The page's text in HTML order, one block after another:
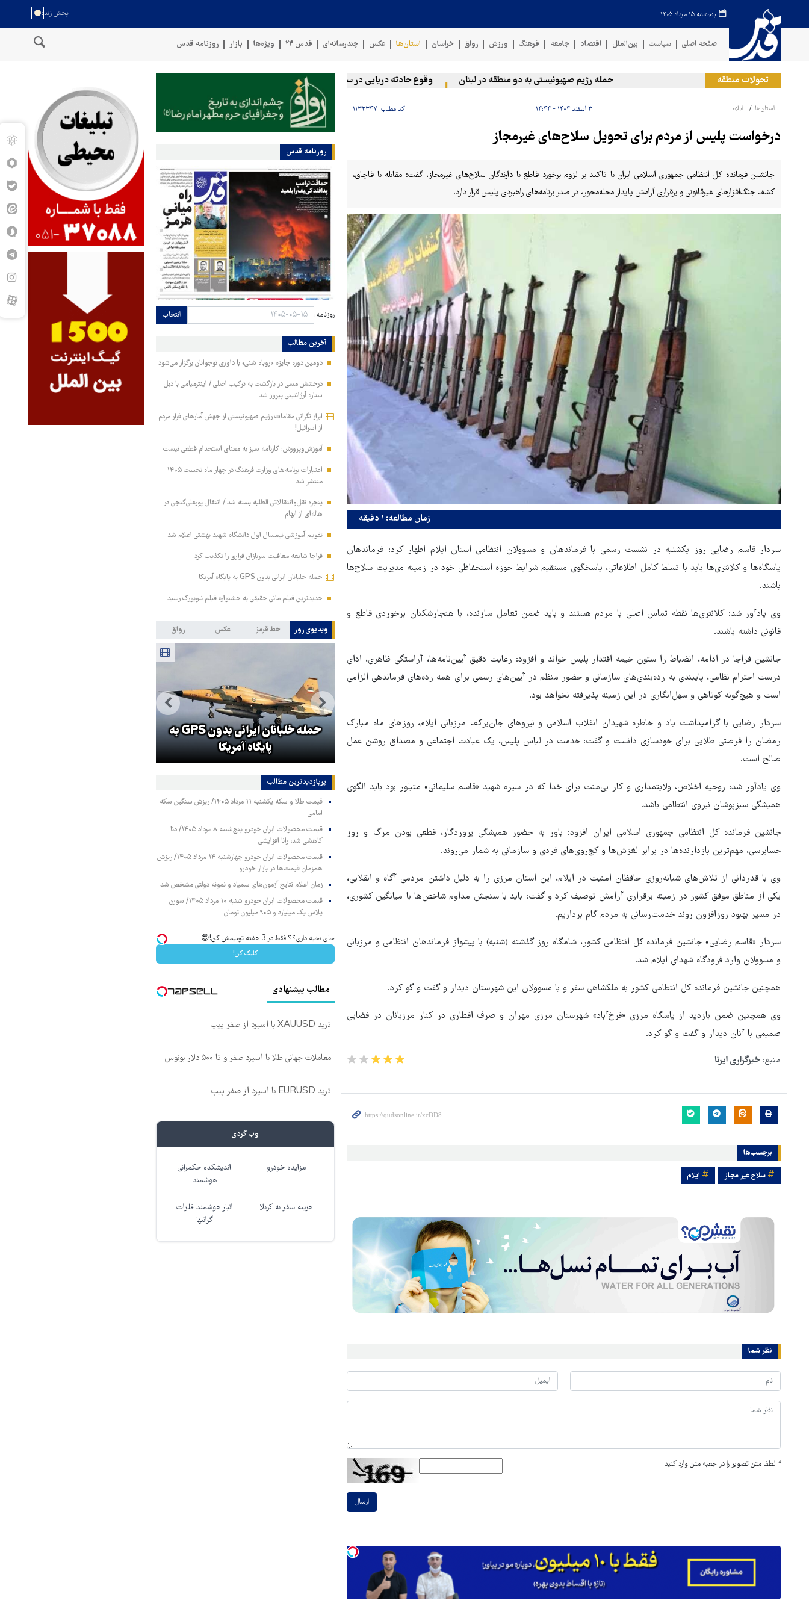
پنجشنبه ۱۵ مرداد ۱۴۰۵
صفحه اصلی سیاست بین‌الملل اقتصاد جامعه فرهنگ ورزش رواق خراسان استان‌ها عکس چندرسانه‌ای قدس ۲۴ ویژه‌ها بازار روزنامه قدس
تحولات منطقه حمله رژیم صهیونیستی به دو منطقه در لبنان وقوع حادثه دریایی در سواحل عمان سخنگوی نیروهای مسلح یمن: کشتی نفتی عربستان را با موشک بالستیک هدف قرار
استان‌ها ایلام ۳ اسفند ۱۴۰۴ - ۱۴:۴۴ کد مطلب: ۱۱۳۲۳۴۷
درخواست پلیس از مردم برای تحویل سلاح‌های غیرمجاز
جانشین فرمانده کل انتظامی جمهوری اسلامی ایران با تاکید بر لزوم برخورد قاطع با دارندگان سلاح‌های غیرمجاز، گفت: مقابله با قاچاق،
کشف جنگ‌افزارهای غیرقانونی و برقراری آرامش پایدار محله‌محور، در صدر برنامه‌های راهبردی پلیس قرار دارد.
زمان مطالعه: ۱ دقیقه
سردار قاسم رضایی روز یکشنبه در نشست رسمی با فرماندهان و مسوولان انتظامی استان ایلام اظهار کرد: فرماندهان
پاسگاه‌ها و کلانتری‌ها باید با تسلط کامل اطلاعاتی، پاسخگوی مستقیم شرایط حوزه استحفاظی خود در زمینه مدیریت سلاح‌ها
باشند.
وی یادآور شد: کلانتری‌ها نقطه تماس اصلی با مردم هستند و باید ضمن تعامل سازنده، با هنجارشکنان برخوردی قاطع و
قانونی داشته باشند.
جانشین فراجا در ادامه، انضباط را ستون خیمه اقتدار پلیس خواند و افزود: رعایت دقیق آیین‌نامه‌ها، آراستگی ظاهری، ادای
درست احترام نظامی، پایبندی به رده‌بندی‌های سازمانی و حضور منظم در آیین‌های رسمی برای همه رده‌های فرماندهی الزامی
است و هیچ‌گونه کوتاهی و سهل‌انگاری در این زمینه پذیرفته نخواهد بود.
سردار رضایی با گرامیداشت یاد و خاطره شهیدان انقلاب اسلامی و نیروهای جان‌برکف مرزبانی ایلام، روزهای ماه مبارک
رمضان را فرصتی طلایی برای خودسازی دانست و گفت: خدمت در لباس پلیس، یک عبادت اجتماعی و مصداق روشن عمل
صالح است.
وی یادآور شد: روحیه اخلاص، ولایتمداری و کار بی‌منت برای خدا که در سیره شهید «قاسم سلیمانی» متبلور بود باید الگوی
همیشگی سبزپوشان نیروی انتظامی باشد.
جانشین فرمانده کل انتظامی جمهوری اسلامی ایران افزود: باور به حضور همیشگی پروردگار، قطعی بودن مرگ و روز
حسابرسی، مهم‌ترین بازدارنده‌ها در برابر لغزش‌ها و کج‌روی‌های فردی و سازمانی به شمار می‌روند.
وی با قدردانی از تلاش‌های شبانه‌روزی حافظان امنیت در ایلام، این استان مرزی را به دلیل داشتن مردمی آگاه و انقلابی،
یکی از مناطق موفق کشور در زمینه برقراری آرامش توصیف کرد و گفت: باید با سنجش مداوم شاخص‌ها با میانگین کشوری،
در مسیر بهبود روزافزون روند خدمت‌رسانی به مردم گام برداریم.
سردار «قاسم رضایی» جانشین فرمانده کل انتظامی کشور، شامگاه روز گذشته (شنبه) با پیشواز فرماندهان انتظامی و مرزبانی
و مسوولان وارد فرودگاه شهدای ایلام شد.
همچنین جانشین فرمانده کل انتظامی کشور به ملکشاهی سفر و با مسوولان این شهرستان دیدار و گفت و گو کرد.
وی همچنین ضمن بازدید از پاسگاه مرزی «فرخ‌آباد» شهرستان مرزی مهران و صرف افطاری در کنار مرزبانان در فضایی
صمیمی با آنان دیدار و گفت و گو کرد.
منبع: خبرگزاری ایرنا
برچسب‌ها
سلاح غیر مجاز ایلام
نظر شما
* لطفا متن تصویر را در جعبه متن وارد کنید
ارسال
روزنامه قدس
روزنامه: انتخاب
آخرین مطالب
دومین دوره جایزه «روباه شنی» با داوری نوجوانان برگزار می‌شود
درخشش مسی در بازگشت به ترکیب اصلی / اینترمیامی با دبل
ستاره آرژانتینی پیروز شد
ابراز نگرانی مقامات رژیم صهیونیستی از جهش آمارهای فرار مردم
از اسرائیل!
آموزش‌وپرورش: کارنامه سبز به معنای استخدام قطعی نیست
اعتبارات برنامه‌های وزارت فرهنگ در چهار ماه نخست ۱۴۰۵
منتشر شد
پنجره نقل‌وانتقالاتی الطلبه بسته شد / انتقال پورعلی‌گنجی در
هاله‌ای از ابهام
تقویم آموزشی نیمسال اول دانشگاه شهید بهشتی اعلام شد
فراجا شایعه معافیت سربازان فراری را تکذیب کرد
حمله خلبانان ایرانی بدون GPS به پایگاه آمریکا
جدیدترین فیلم مانی حقیقی به جشنواره فیلم نیویورک رسید
ویدیوی روز خط قرمز عکس رواق
جزئیات راه اندازی کیف پول
اینترنتی
ابراز نگرانی مقامات رژیم
صهیونیستی از جهش آمارهای فرار
مردم از اسرائیل!
حمله خلبانان ایرانی بدون GPS به
پایگاه آمریکا
پربازدیدترین‌ مطالب
قیمت طلا و سکه یکشنبه ۱۱ مرداد ۱۴۰۵/ ریزش سنگین سکه
امامی
قیمت محصولات ایران خودرو پنج‌شنبه ۸ مرداد ۱۴۰۵/ دنا
کاهشی شد، رانا افزایشی
قیمت محصولات ایران خودرو چهارشنبه ۱۴ مرداد ۱۴۰۵/ ریزش
همزمان قیمت‌ها در بازار خودرو
زمان اعلام نتایج آزمون‌های سمپاد و نمونه دولتی مشخص شد
قیمت محصولات ایران خودرو شنبه ۱۰ مرداد ۱۴۰۵/ سورن
پلاس یک میلیارد و ۹۰۵ میلیون تومان
جای بخیه داری؟؟ فقط در 3 هفته ترمیمش کن!😍
کلیک کن!
مطالب پیشنهادی
ترید XAUUSD با اسپرد از صفر پیپ
معاملات جهانی طلا با اسپرد صفر و تا ۵۰۰ دلار بونوس
ترید EURUSD با اسپرد از صفر پیپ
وب گردی
مزایده خودرو
اندیشکده حکمرانی
هوشمند
هزینه سفر به کربلا
انبار هوشمند فلزات
گرانبها